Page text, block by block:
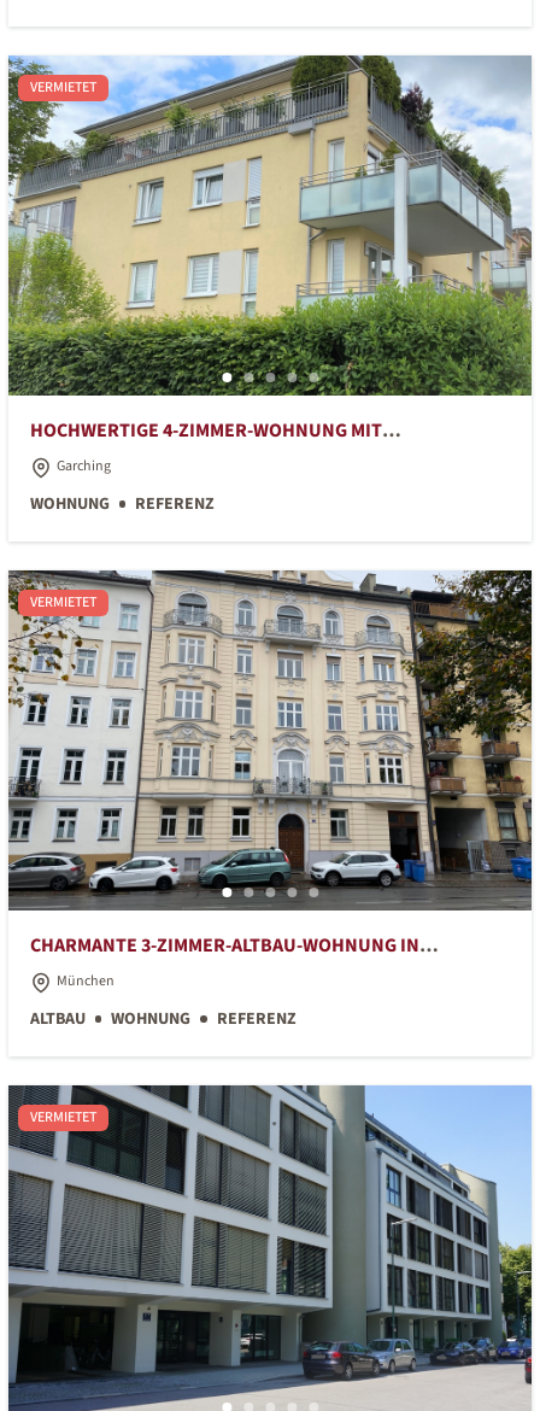
VERMIETET
HOCHWERTIGE 4-ZIMMER-WOHNUNG MIT
GROSSZÜGIGEM GRUNDRISS UND TOLLEM SÜDBALKON
Garching
WOHNUNG REFERENZ
VERMIETET
CHARMANTE 3-ZIMMER-ALTBAU-WOHNUNG IN
ZENTRALER LAGE
München
ALTBAU WOHNUNG REFERENZ
VERMIETET